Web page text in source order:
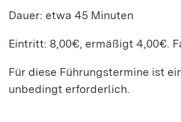
Dauer: etwa 45 Minuten
Eintritt: 8,00€, ermäßigt 4,00€.
Für diese Führungstermine ist
unbedingt erforderlich.